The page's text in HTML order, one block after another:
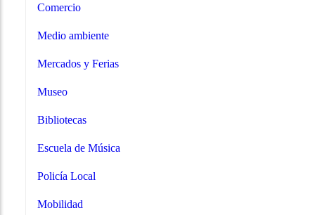
Comercio
Medio ambiente
Mercados y Ferias
Museo
Bibliotecas
Escuela de Música
Policía Local
Mobilidad